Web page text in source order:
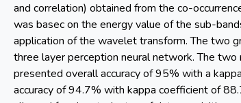
and correlation) obtained from the co-
was basec on the energy value of the sub-
application of the wavelet transform. The two
three layer perception neural network. The
presented overall accuracy of 95% with a
accuracy of 94.7% with kappa coefficient of